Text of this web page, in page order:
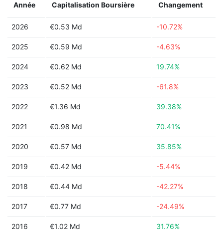
Année Capitalisation Boursière Changement
2026 €0.53 Md -10.72%
2025 €0.59 Md -4.63%
2024 €0.62 Md 19.74%
2023 €0.52 Md -61.8%
2022 €1.36 Md 39.38%
2021 €0.98 Md 70.41%
2020 €0.57 Md 35.85%
2019 €0.42 Md -5.44%
2018 €0.44 Md -42.27%
2017 €0.77 Md -24.49%
2016 €1.02 Md 31.76%